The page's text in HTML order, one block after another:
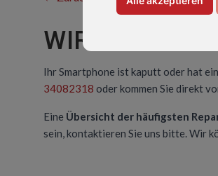
WIR
Ihr Smartphone ist kaputt oder hat
34082318 oder kommen Sie direkt
Eine Übersicht der häufigsten
sein, kontaktieren Sie uns bitte. Wir